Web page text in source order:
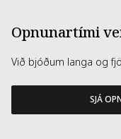
Opnunartími
Við bjóðum langa og
SJÁ